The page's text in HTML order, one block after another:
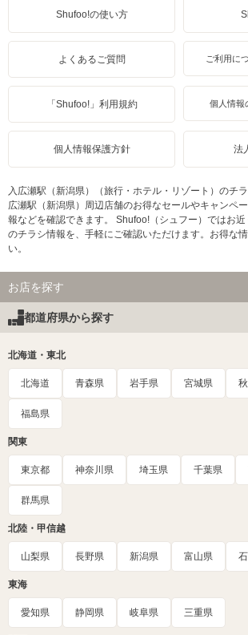
Shufoo!の使い方
よくあるご質問 ご利用に
「Shufoo!」利用規約 個人情報
個人情報保護方針 法
入広瀬駅（新潟県）（旅行・ホテル・リゾート）のチ
広瀬駅（新潟県）周辺店舗のお得なセールやキャンペ
報などを確認できます。 Shufoo!（シュフー）ではお
のチラシ情報を、手軽にご確認いただけます。お得な
い。
お店を探す
都道府県から探す
北海道・東北
北海道 青森県 岩手県 宮城県
福島県
関東
東京都 神奈川県 埼玉県 千葉県
群馬県
北陸・甲信越
山梨県 長野県 新潟県 富山県
東海
愛知県 静岡県 岐阜県 三重県